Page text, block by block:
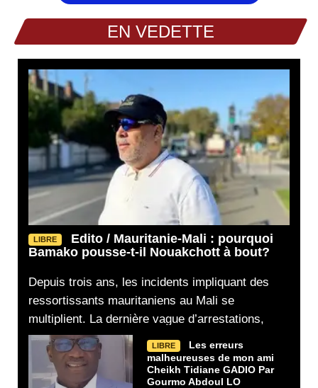
EN VEDETTE
LIBRE
Edito / Mauritanie-Mali : pourquoi
Bamako pousse-t-il Nouakchott à bout?
Depuis trois ans, les incidents impliquant des
ressortissants mauritaniens au Mali se
multiplient. La dernière vague d’arrestations,
LIBRE
Les erreurs
malheureuses de mon ami
Cheikh Tidiane GADIO Par
Gourmo Abdoul LO